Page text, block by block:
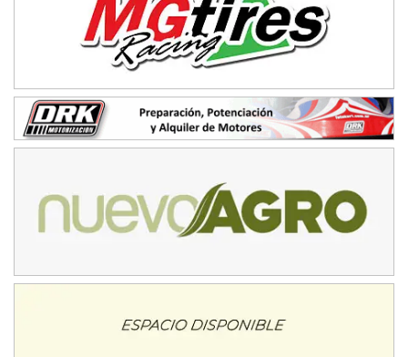
TUCUMANO - F5
Juan Navarro (Asfalto)
El Timbó (Tucumán)